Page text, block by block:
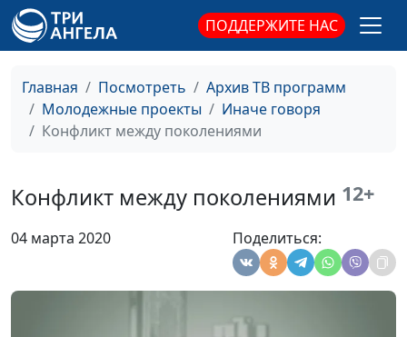
ПОДДЕРЖИТЕ НАС
Главная Посмотреть
Архив ТВ программ
Молодежные проекты
Иначе говоря
Конфликт между поколениями
Конфликт между поколениями 12+
04 марта 2020 Поделиться:
психолог, консультант
семейных
Лучше жить без
детей?
Вадим Трусюк, Александр
Сахаров,
семейных
взаимоотношений
Работа мечты
Вадим Трусюк, Руслан
Ларин, бизнес-практик,
коуч предпринимателей и
#178